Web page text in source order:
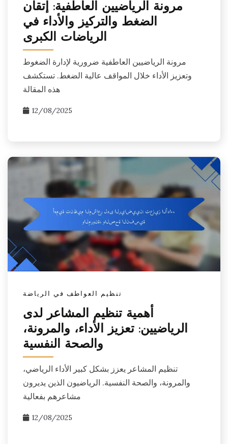
مرونة الرياضيين العاطفية: إتقان
الضغط والتركيز والأداء في
الرياضات الكبرى
مرونة الرياضيين العاطفية ضرورية لإدارة الضغوط
وتعزيز الأداء خلال المواقف عالية الضغط. تستكشف
هذه المقالة
12/08/2025
تنظيم العواطف في الرياضة
أهمية تنظيم المشاعر لدى
الرياضيين: تعزيز الأداء، والمرونة،
والصحة النفسية
تنظيم المشاعر يعزز بشكل كبير الأداء الرياضي،
والمرونة، والصحة النفسية. الرياضيون الذين يديرون
مشاعرهم بفعالية
12/08/2025